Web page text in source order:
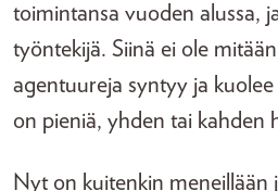
toimintansa vuoden alussa,
työntekijä. Siinä ei ole
agentuureja syntyy ja
on pieniä, yhden tai kahden
Nyt on kuitenkin meneillään